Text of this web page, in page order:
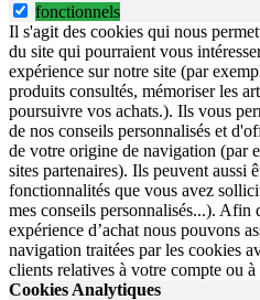
fonctionnels
Il s'agit des cookies qui nous
du site qui pourraient vous
expérience sur notre site (par
produits consultés, mémoriser les
poursuivre vos achats.). Ils vous
de nos conseils personnalisés et
de votre origine de navigation (par
sites partenaires). Ils peuvent aussi
fonctionnalités que vous avez
mes conseils personnalisés...). Afin
expérience d’achat nous pouvons
navigation traitées par les cookies
clients relatives à votre compte ou
Cookies Analytiques